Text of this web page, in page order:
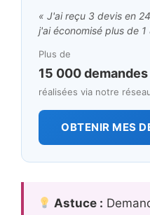
« J'ai reçu 3 devis en
j'ai économisé plus de
Plus de
15 000
réalisées via notre
OBTENIR MES
Astuce :